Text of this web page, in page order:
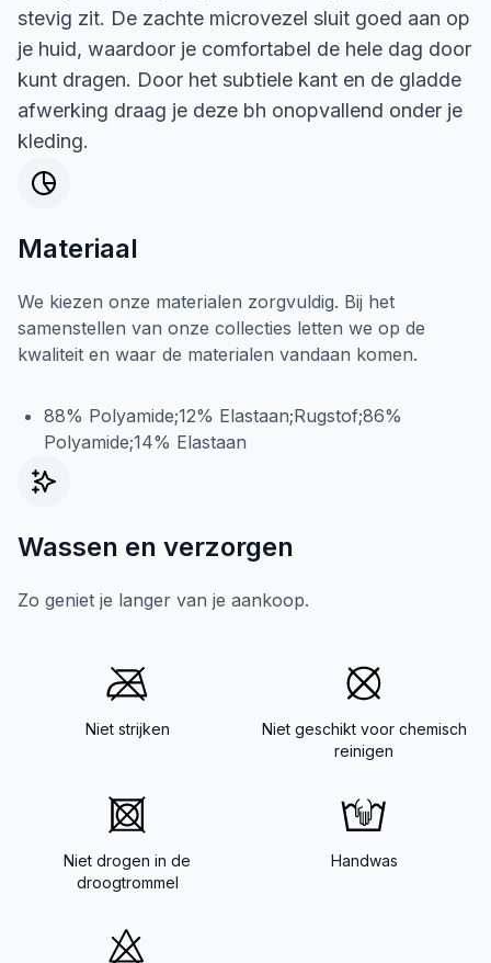
stevig zit. De zachte microvezel sluit goed aan op
je huid, waardoor je comfortabel de hele dag door
kunt dragen. Door het subtiele kant en de gladde
afwerking draag je deze bh onopvallend onder je
kleding.
Materiaal
We kiezen onze materialen zorgvuldig. Bij het
samenstellen van onze collecties letten we op de
kwaliteit en waar de materialen vandaan komen.
88% Polyamide;12% Elastaan;Rugstof;86%
Polyamide;14% Elastaan
Wassen en verzorgen
Zo geniet je langer van je aankoop.
Niet strijken
Niet geschikt voor chemisch
reinigen
Niet drogen in de
droogtrommel
Handwas